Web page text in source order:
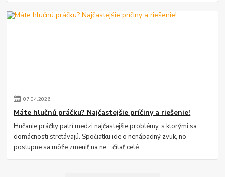
07.04.2026
Máte hlučnú práčku? Najčastejšie príčiny a riešenie!
Hučanie práčky patrí medzi najčastejšie problémy, s ktorými sa
domácnosti stretávajú. Spočiatku ide o nenápadný zvuk, no
postupne sa môže zmeniť na ne...čítať celé